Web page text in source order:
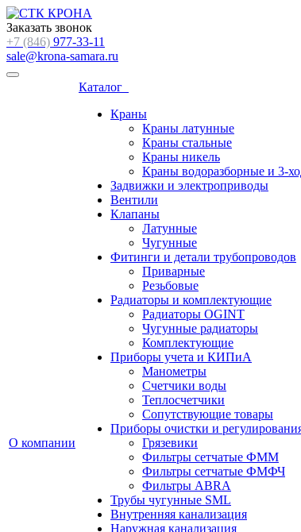
Заказать звонок
+7 (846) 977-33-11
sale@krona-samara.ru
О компании
Каталог
Краны
Краны латунные
Краны стальные
Краны никель
Краны водоразборные и 3-
Задвижки и электроприводы
Вентили
Клапаны
Латунные
Чугунные
Фитинги и детали трубопроводов
Приварные
Резьбовые
Радиаторы и комплектующие
Радиаторы OGINT
Чугунные радиаторы
Комплектующие
Приборы учета и КИПиА
Манометры
Счетчики воды
Теплосчетчики
Сопутствующие товары
Приборы очистки и
Грязевики
Фильтры сетчатые ФММ
Фильтры сетчатые ФМФЧ
Фильтры ABRA
Трубы чугунные SML
Внутренняя канализация
Наружная канализация